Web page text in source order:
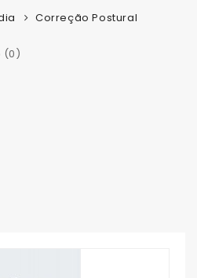
Correção Postural
(0)